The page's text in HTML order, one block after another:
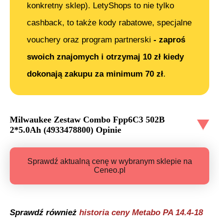
konkretny sklep). LetyShops to nie tylko
cashback, to także kody rabatowe, specjalne
vouchery oraz program partnerski - zaproś
swoich znajomych i otrzymaj 10 zł kiedy
dokonają zakupu za minimum 70 zł.
Milwaukee Zestaw Combo Fpp6C3 502B
2*5.0Ah (4933478800) Opinie
Sprawdź aktualną cenę w wybranym sklepie na
Ceneo.pl
Sprawdź również historia ceny Metabo PA 14.4-18